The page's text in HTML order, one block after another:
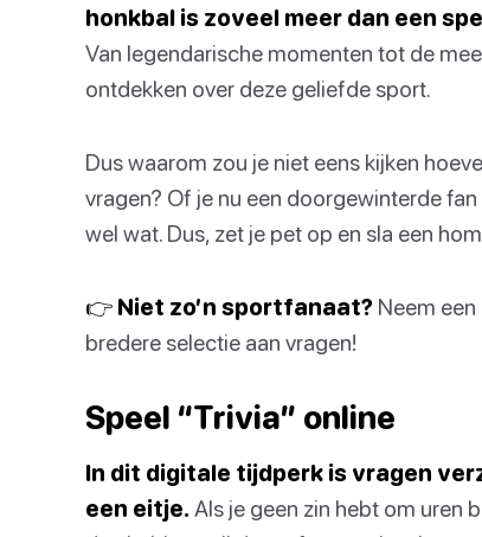
honkbal is zoveel meer dan een
Van legendarische momenten tot de
ontdekken over deze geliefde sport.
Dus waarom zou je niet eens kijken
vragen? Of je nu een doorgewinterde
wel wat. Dus, zet je pet op en sla een
👉 Niet zo’n sportfanaat? Neem
bredere selectie aan vragen!
Speel “Trivia” online
In dit digitale tijdperk is vragen
een eitje. Als je geen zin hebt om uren